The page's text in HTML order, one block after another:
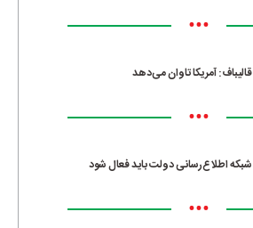
•••
قالیباف: آمریکا تاوان می‌دهد
•••
شبکه اطلاع‌رسانی دولت باید فعال شود
•••